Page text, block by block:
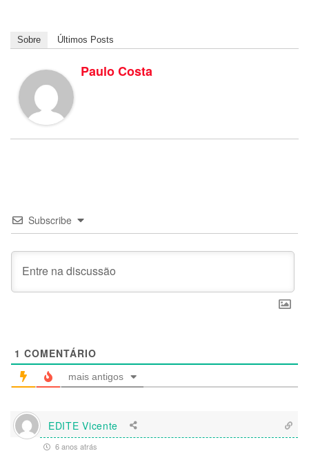
Sobre Últimos Posts
Paulo Costa
Subscribe
1 COMENTÁRIO
mais antigos
EDITE Vicente
6 anos atrás